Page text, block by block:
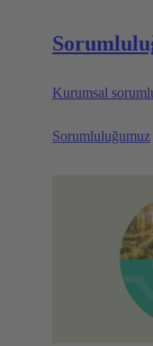
Kurumsal
Sorumluluğumuz